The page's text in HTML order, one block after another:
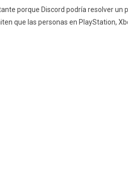
porque Discord podría resolver un
que las personas en PlayStation,